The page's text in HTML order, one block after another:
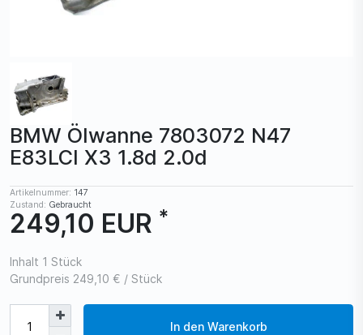
BMW Ölwanne 7803072 N47
E83LCI X3 1.8d 2.0d
Artikelnummer: 147
Zustand: Gebraucht
249,10 EUR *
Inhalt 1 Stück
Grundpreis 249,10 € / Stück
In den Warenkorb